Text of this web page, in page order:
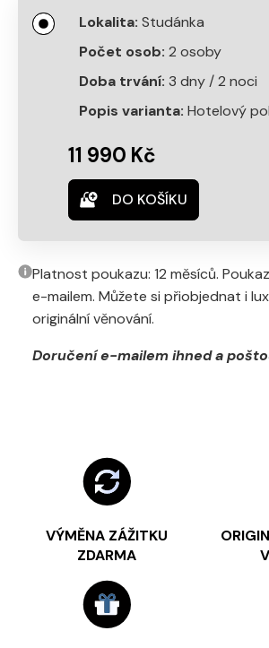
Studánka
2 osoby
3 dny / 2 noci
Hotelový
11 990 Kč
DO KOŠÍKU
Platnost poukazu: 12 měsíců.
e-mailem. Můžete si přiobjednat i
originální věnování.
Doručení e-mailem ihned a
VÝMĚNA ZÁŽITKU
ZDARMA